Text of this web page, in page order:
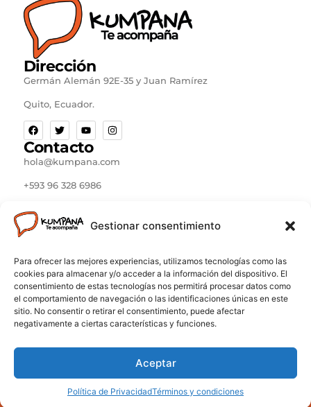
Gestionar consentimiento
Para ofrecer las mejores experiencias, utilizamos tecnologías como las
cookies para almacenar y/o acceder a la información del dispositivo. El
consentimiento de estas tecnologías nos permitirá procesar datos como
el comportamiento de navegación o las identificaciones únicas en este
sitio. No consentir o retirar el consentimiento, puede afectar
negativamente a ciertas características y funciones.
Aceptar
Política de PrivacidadTérminos y condiciones
Dirección
Germán Alemán 92E-35 y Juan Ramírez
Quito, Ecuador.
Contacto
hola@kumpana.com
+593 96 328 6986
Kumpana Ecuador © 2024. Todos los derechos
reservados. Construido por Ricardo Erazo García
Importante:Los servicios disponibles a través de
Kumpana son proporcionados de forma independiente
por profesionales de salud mental certificados. Los
profesionales de salud mental no recetan
medicamentos a través de Kumpana. Si estás pasando
por una crisis o emergencia, por favor contacta a los
servicios de emergencia más cercanos a tu ubicación.